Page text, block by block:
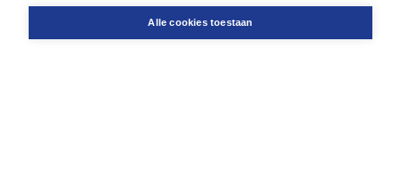
Alle cookies toestaan